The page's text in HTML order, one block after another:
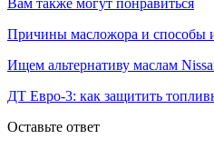
Вам также могут понравиться
Причины масложора и способы
Ищем альтернативу маслам
ДТ Евро-3: как защитить
Оставьте ответ